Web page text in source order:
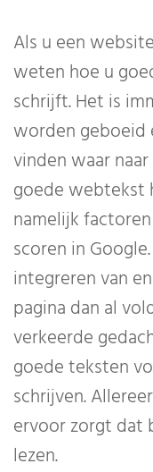
Als u een
weten hoe u
schrijft. Het is
worden geboeid
vinden waar
goede webtekst
namelijk
scoren in
integreren van
pagina dan al
verkeerde
goede teksten
schrijven.
ervoor zorgt dat
lezen.